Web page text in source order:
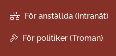
För anställda (Intranät)
För politiker (Troman)